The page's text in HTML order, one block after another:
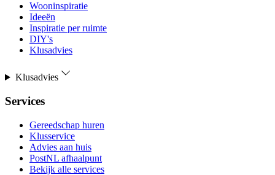
Wooninspiratie
Ideeën
Inspiratie per ruimte
DIY's
Klusadvies
Klusadvies
Services
Gereedschap huren
Klusservice
Advies aan huis
PostNL afhaalpunt
Bekijk alle services